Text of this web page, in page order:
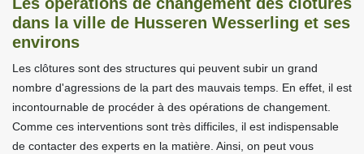
dans la ville de Husseren Wesserling et ses
environs
Les clôtures sont des structures qui peuvent subir un grand
nombre d'agressions de la part des mauvais temps. En effet, il est
incontournable de procéder à des opérations de changement.
Comme ces interventions sont très difficiles, il est indispensable
de contacter des experts en la matière. Ainsi, on peut vous